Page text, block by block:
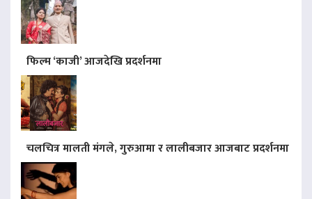
फिल्म ‘काजी’ आजदेखि प्रदर्शनमा
चलचित्र मालती मंगले, गुरुआमा र लालीबजार आजबाट प्रदर्शनमा